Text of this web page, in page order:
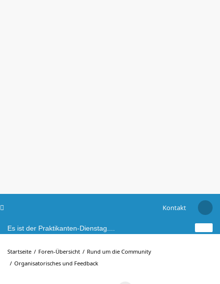
Kontakt
Es ist der Praktikanten-Dienstag....
Startseite Foren-Übersicht
Rund um die Community
Organisatorisches und Feedback